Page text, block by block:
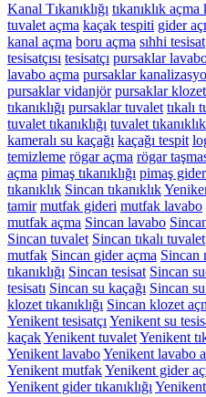
Kanal Tıkanıklığı tıkanıklık açma
tuvalet açma kaçak tespiti gider
kanal açma boru açma sıhhi tesisat
tesisatçısı tesisatçı pursaklar
lavabo açma pursaklar
pursaklar vidanjör pursaklar klozet
tıkanıklığı pursaklar tuvalet tıkalı
tuvalet tıkanıklığı tuvalet tıkanıklık
kameralı su kaçağı kaçağı tespit
temizleme rögar açma rögar
açma pimaş tıkanıklığı pimaş
tıkanıklık Sincan tıkanıklık
tamir mutfak gideri mutfak lavabo
mutfak açma Sincan lavabo
Sincan tuvalet Sincan tıkalı tuvalet
mutfak Sincan gider açma Sincan
tıkanıklığı Sincan tesisat Sincan
tesisatı Sincan su kaçağı Sincan
klozet tıkanıklığı Sincan klozet
Yenikent tesisatçı Yenikent su
kaçakYenikent tuvaletYenikent
Yenikent lavaboYenikent lavabo
Yenikent mutfakYenikent gider
Yenikent gider tıkanıklığı